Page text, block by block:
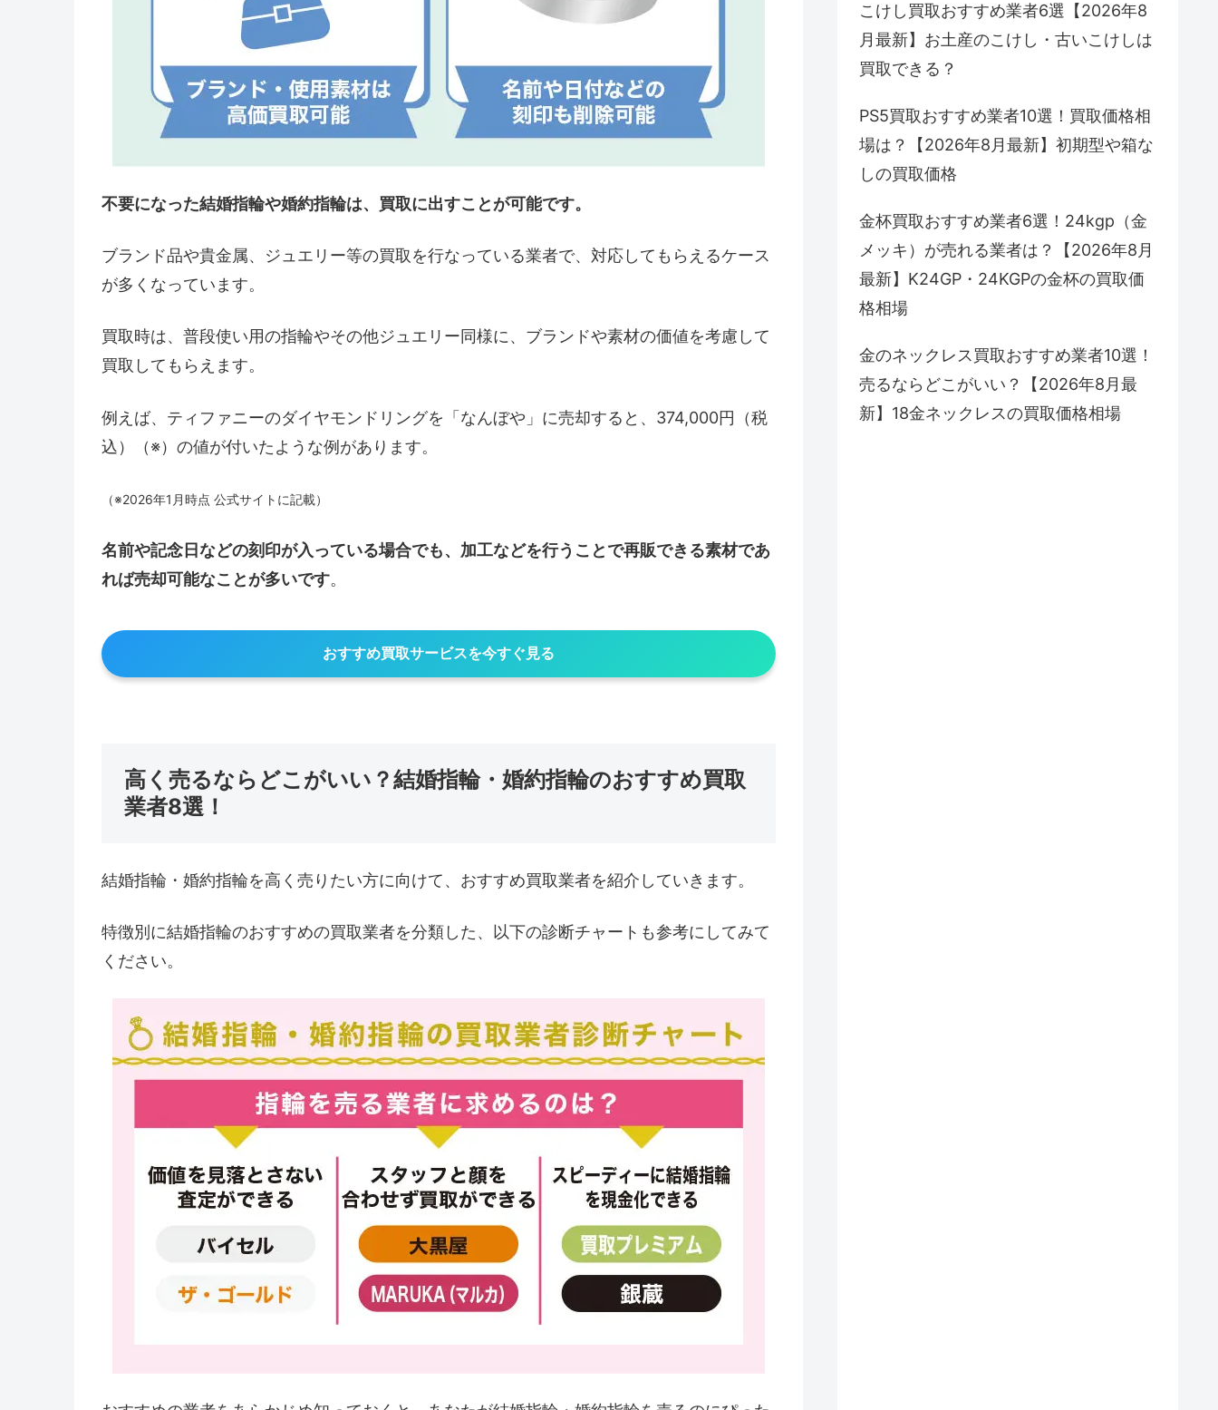
不要になった結婚指輪や婚約指輪は、買取に出すことが可能です。
ブランド品や貴金属、ジュエリー等の買取を行なっている業者で、対応してもらえるケース
が多くなっています。
買取時は、普段使い用の指輪やその他ジュエリー同様に、ブランドや素材の価値を考慮して
買取してもらえます。
例えば、ティファニーのダイヤモンドリングを「なんぼや」に売却すると、374,000円（税
込）（※）の値が付いたような例があります。
（※2026年1月時点 公式サイトに記載）
名前や記念日などの刻印が入っている場合でも、加工などを行うことで再販できる素材であ
れば売却可能なことが多いです。
おすすめ買取サービスを今すぐ見る
高く売るならどこがいい？結婚指輪・婚約指輪のおすすめ買取
業者8選！
結婚指輪・婚約指輪を高く売りたい方に向けて、おすすめ買取業者を紹介していきます。
特徴別に結婚指輪のおすすめの買取業者を分類した、以下の診断チャートも参考にしてみて
ください。
こけし買取おすすめ業者6選【2026年8
月最新】お土産のこけし・古いこけしは
買取できる？
PS5買取おすすめ業者10選！買取価格相
場は？【2026年8月最新】初期型や箱な
しの買取価格
金杯買取おすすめ業者6選！24kgp（金
メッキ）が売れる業者は？【2026年8月
最新】K24GP・24KGPの金杯の買取価
格相場
金のネックレス買取おすすめ業者10選！
売るならどこがいい？【2026年8月最
新】18金ネックレスの買取価格相場